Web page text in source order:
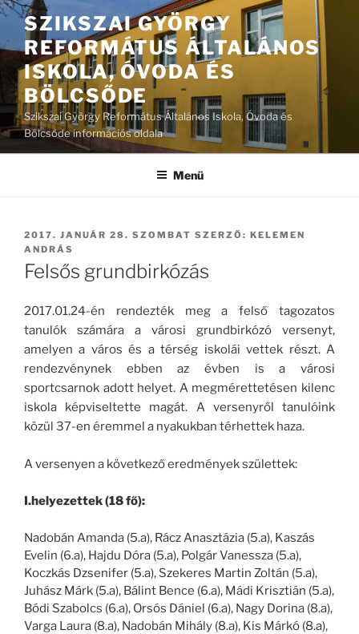
Tartalomhoz
SZIKSZAI GYÖRGY
REFORMÁTUS ÁLTALÁNOS
ISKOLA, ÓVODA ÉS
BÖLCSŐDE
Szikszai György Református Általános Iskola, Óvoda és
Bölcsőde információs oldala
Menü
BEKÜLDVE:
2017. JANUÁR 28. SZOMBAT SZERZŐ: KELEMEN
ANDRÁS
Felsős grundbirkózás
2017.01.24-én rendezték meg a felső tagozatos
tanulók számára a városi grundbirkózó versenyt,
amelyen a város és a térség iskolái vettek részt. A
rendezvénynek ebben az évben is a városi
sportcsarnok adott helyet. A megmérettetésen kilenc
iskola képviseltette magát. A versenyről tanulóink
közül 37-en éremmel a nyakukban térhettek haza.
A versenyen a következő eredmények születtek:
I.helyezettek (18 fő):
Nadobán Amanda (5.a), Rácz Anasztázia (5.a), Kaszás
Evelin (6.a), Hajdu Dóra (5.a), Polgár Vanessza (5.a),
Koczkás Dzsenifer (5.a), Szekeres Martin Zoltán (5.a),
Juhász Márk (5.a), Bálint Bence (6.a), Mádi Krisztián (5.a),
Bódi Szabolcs (6.a), Orsós Dániel (6.a), Nagy Dorina (8.a),
Varga Laura (8.a), Nadobán Mihály (8.a), Kis Márkó (8.a),